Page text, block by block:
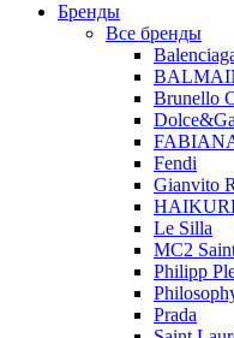
Бренды
Все бренды
Brunello
Fendi
Gianvito
Le Silla
MC2
Philipp
Prada